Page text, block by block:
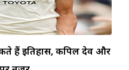
हैं इतिहास, कपिल देव और